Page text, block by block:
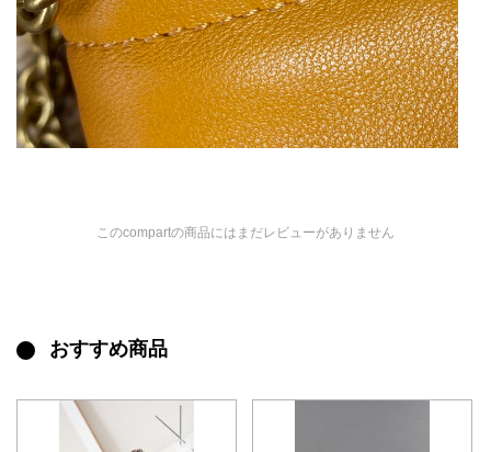
このcompartの商品にはまだレビューがありません
おすすめ商品